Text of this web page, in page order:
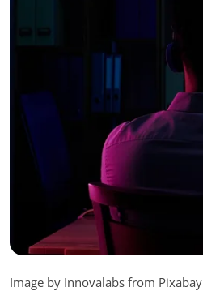
Image by Innovalabs from Pixabay